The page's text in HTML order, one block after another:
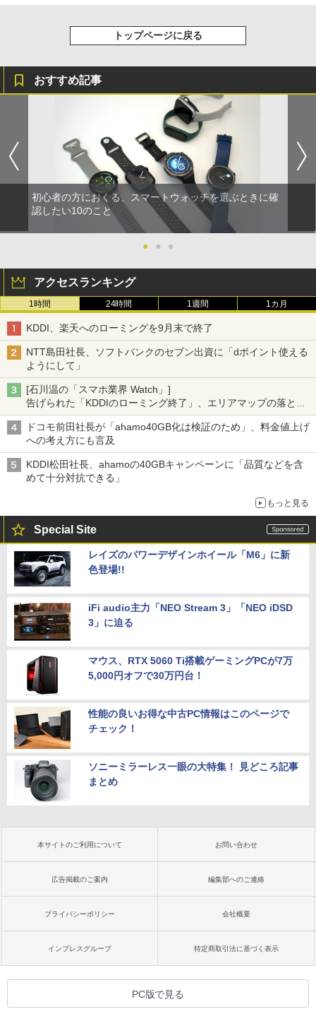
トップページに戻る
おすすめ記事
初心者の方におくる、スマートウォッチを選ぶときに確
認したい10のこと
● ● ●
アクセスランキング
1時間 24時間 1週間 1カ月
KDDI、楽天へのローミングを9月末で終了
NTT島田社長、ソフトバンクのセブン出資に「dポイント使える
ようにして」
[石川温の「スマホ業界 Watch」]
告げられた「KDDIのローミング終了」、エリアマップの落とし
穴と楽天モバイルの課題
ドコモ前田社長が「ahamo40GB化は検証のため」、料金値上げ
への考え方にも言及
KDDI松田社長、ahamoの40GBキャンペーンに「品質などを含
めて十分対抗できる」
もっと見る
Special Site
レイズのパワーデザインホイール「M6」に新
色登場!!
iFi audio主力「NEO Stream 3」「NEO iDSD
3」に迫る
マウス、RTX 5060 Ti搭載ゲーミングPCが7万
5,000円オフで30万円台！
性能の良いお得な中古PC情報はこのページで
チェック！
ソニーミラーレス一眼の大特集！ 見どころ記事
まとめ
本サイトのご利用について お問い合わせ
広告掲載のご案内 編集部へのご連絡
プライバシーポリシー 会社概要
インプレスグループ 特定商取引法に基づく表示
PC版で見る